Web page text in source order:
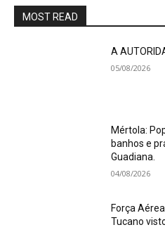
MOST READ
A
05/08/2026
Mértola:
banhos e
Guadiana.
04/08/2026
Força
Tucano